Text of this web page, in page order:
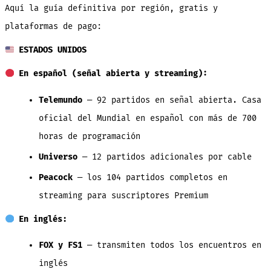
Aquí la guía definitiva por región, gratis y
plataformas de pago:
ESTADOS UNIDOS
En español (señal abierta y streaming):
Telemundo— 92 partidos en señal abierta. Casa
oficial del Mundial en español con más de 700
horas de programación
Universo— 12 partidos adicionales por cable
Peacock— los 104 partidos completos en
streaming para suscriptores Premium
En inglés:
FOX y FS1— transmiten todos los encuentros en
inglés